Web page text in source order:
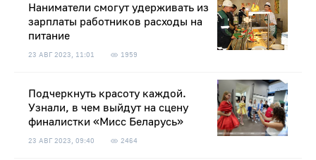
Наниматели смогут удерживать из
зарплаты работников расходы на
питание
23 АВГ 2023, 11:01 1959
Подчеркнуть красоту каждой.
Узнали, в чем выйдут на сцену
финалистки «Мисс Беларусь»
23 АВГ 2023, 09:40 2464